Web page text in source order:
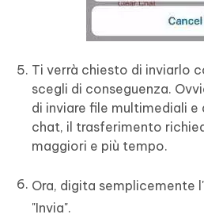
Ti verrà chiesto di inviarlo
scegli di conseguenza.
di inviare file multimediali e
chat, il trasferimento
maggiori e più tempo.
Ora, digita semplicemente
"Invia".